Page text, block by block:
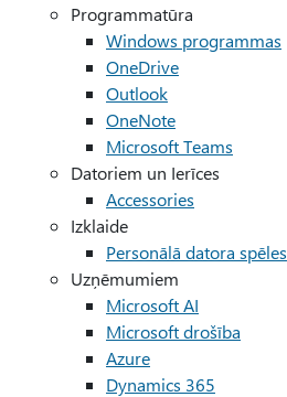
Programmatūra
Windows programmas
OneDrive
Outlook
OneNote
Microsoft Teams
Datoriem un Ierīces
Accessories
Izklaide
Personālā datora spēles
Uzņēmumiem
Microsoft AI
Microsoft drošība
Azure
Dynamics 365